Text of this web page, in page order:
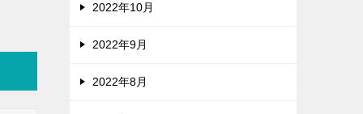
2022年10月
2022年9月
2022年8月